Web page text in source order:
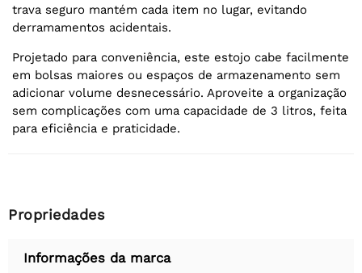
trava seguro mantém cada item no lugar, evitando
derramamentos acidentais.
Projetado para conveniência, este estojo cabe facilmente
em bolsas maiores ou espaços de armazenamento sem
adicionar volume desnecessário. Aproveite a organização
sem complicações com uma capacidade de 3 litros, feita
para eficiência e praticidade.
Propriedades
Informações da marca